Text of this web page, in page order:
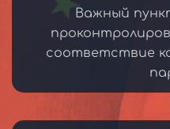
Важный
соответствие